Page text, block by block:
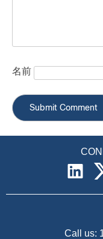
名前
Call us: